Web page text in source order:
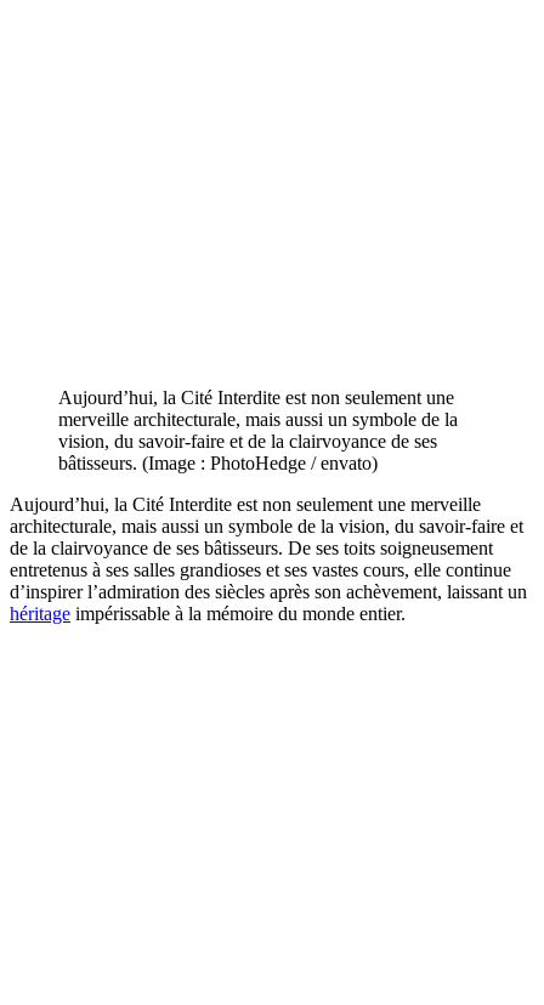
Aujourd’hui, la Cité Interdite est non seulement une
merveille architecturale, mais aussi un symbole de la
vision, du savoir-faire et de la clairvoyance de ses
bâtisseurs. (Image : PhotoHedge / envato)
Aujourd’hui, la Cité Interdite est non seulement une merveille
architecturale, mais aussi un symbole de la vision, du savoir-faire et
de la clairvoyance de ses bâtisseurs. De ses toits soigneusement
entretenus à ses salles grandioses et ses vastes cours, elle continue
d’inspirer l’admiration des siècles après son achèvement, laissant un
héritage impérissable à la mémoire du monde entier.